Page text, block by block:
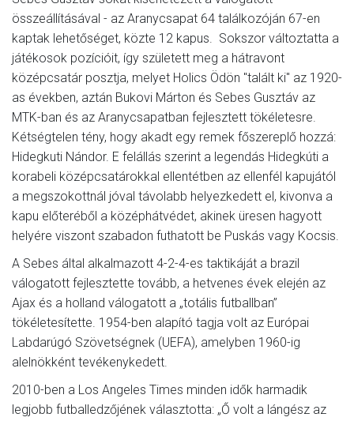
összeállításával - az Aranycsapat 64 találkozóján 67-en
kaptak lehetőséget, közte 12 kapus. Sokszor változtatta a
játékosok pozícióit, így született meg a hátravont
középcsatár posztja, melyet Holics Ödön "talált ki" az 1920-
as években, aztán Bukovi Márton és Sebes Gusztáv az
MTK-ban és az Aranycsapatban fejlesztett tökéletesre.
Kétségtelen tény, hogy akadt egy remek főszereplő hozzá:
Hidegkuti Nándor. E felállás szerint a legendás Hidegkúti a
korabeli középcsatárokkal ellentétben az ellenfél kapujától
a megszokottnál jóval távolabb helyezkedett el, kivonva a
kapu előteréből a középhátvédet, akinek üresen hagyott
helyére viszont szabadon futhatott be Puskás vagy Kocsis.
A Sebes által alkalmazott 4-2-4-es taktikáját a brazil
válogatott fejlesztette tovább, a hetvenes évek elején az
Ajax és a holland válogatott a „totális futballban”
tökéletesítette. 1954-ben alapító tagja volt az Európai
Labdarúgó Szövetségnek (UEFA), amelyben 1960-ig
alelnökként tevékenykedett.
2010-ben a Los Angeles Times minden idők harmadik
legjobb futballedzőjének választotta: „Ő volt a lángész az